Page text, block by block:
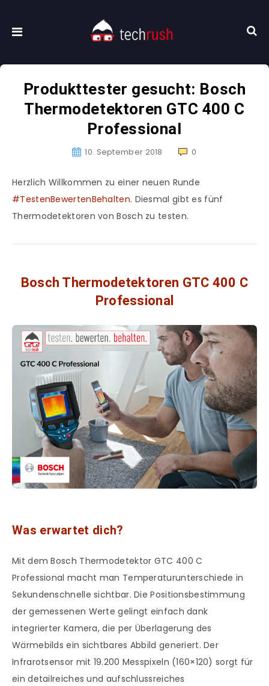
Produkttester gesucht: Bosch
Thermodetektoren GTC 400 C
Professional
10. September 2018 0
Herzlich Willkommen zu einer neuen Runde
#TestenBewertenBehalten. Diesmal gibt es fünf
Thermodetektoren von Bosch zu testen.
Bosch Thermodetektoren GTC 400 C
Professional
Was erwartet dich?
Mit dem Bosch Thermodetektor GTC 400 C
Professional macht man Temperaturunterschiede in
Sekundenschnelle sichtbar. Die Positionsbestimmung
der gemessenen Werte gelingt einfach dank
integrierter Kamera, die per Überlagerung des
Wärmebilds ein sichtbares Abbild generiert. Der
Infrarotsensor mit 19.200 Messpixeln (160×120) sorgt für
ein detailreiches und aufschlussreiches